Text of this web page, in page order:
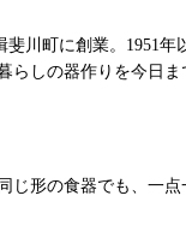
斐川町に創業。1951
らしの器作りを今日
形の食器でも、一